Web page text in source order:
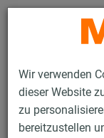
Wir verwenden
dieser Website
zu
bereitzustellen